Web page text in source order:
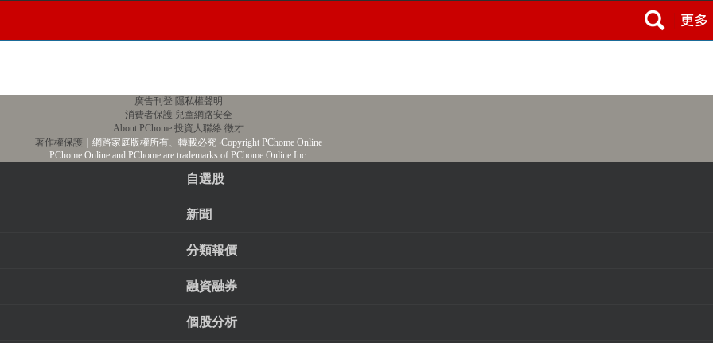
廣告刊登 隱私權聲明
消費者保護 兒童網路安全
About PChome 投資人聯絡 徵才
著作權保護 ｜網路家庭版權所有、轉載必究‧Copyright PChome Online
PChome Online and PChome are trademarks of PChome Online Inc.
自選股
新聞
分類報價
融資融券
個股分析